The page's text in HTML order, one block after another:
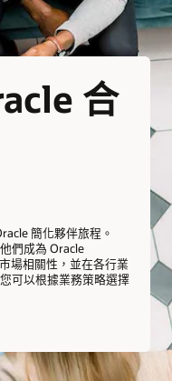
合
簡化夥伴旅程。
們成為 Oracle
場相關性，並在各行業
可以根據業務策略選擇